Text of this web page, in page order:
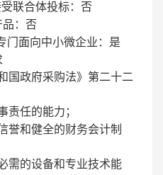
联合体投标：否
：否
门面向中小微企业：是
国政府采购法》第二十二
责任的能力；
誉和健全的财务会计制
需的设备和专业技术能